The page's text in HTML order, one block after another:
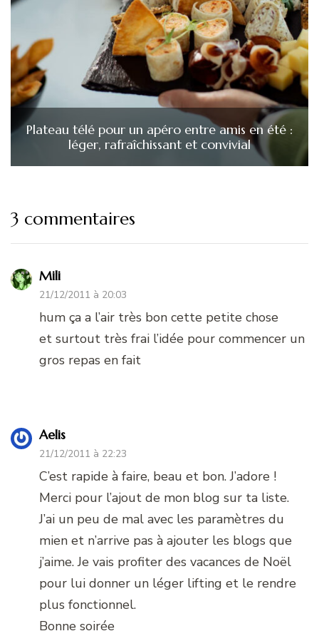
Plateau télé pour un apéro entre amis en été :
léger, rafraîchissant et convivial
3 commentaires
Mili
21/12/2011 à 20:03
hum ça a l’air très bon cette petite chose
et surtout très frai l’idée pour commencer un
gros repas en fait
Aelis
21/12/2011 à 22:23
C’est rapide à faire, beau et bon. J’adore !
Merci pour l’ajout de mon blog sur ta liste.
J’ai un peu de mal avec les paramètres du
mien et n’arrive pas à ajouter les blogs que
j’aime. Je vais profiter des vacances de Noël
pour lui donner un léger lifting et le rendre
plus fonctionnel.
Bonne soirée